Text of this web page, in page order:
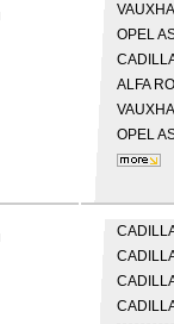
OPEL
ALFA
OPEL